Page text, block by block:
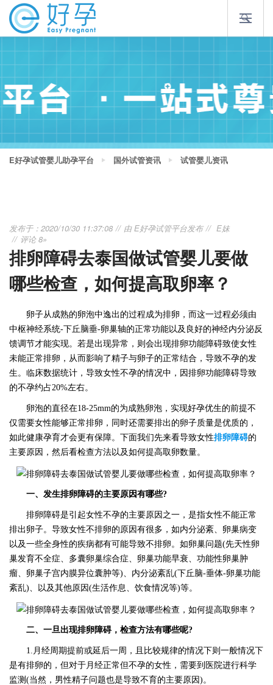
E好孕试管婴儿助孕平台 国外试管资讯 试管婴儿资讯
发布于：2020/10/30 11:37:08 由E好孕试管平台发布
E妹
评论 8»
排卵障碍去泰国做试管婴儿要做
哪些检查，如何提高取卵率？
卵子从成熟的卵泡中逸出的过程成为排卵，而这一过程必须由
中枢神经系统-下丘脑垂-卵巢轴的正常功能以及良好的神经内分泌反
馈调节才能实现。若是出现异常，则会出现排卵功能障碍致使女性
未能正常排卵，从而影响了精子与卵子的正常结合，导致不孕的发
生。临床数据统计，导致女性不孕的情况中，因排卵功能障碍导致
的不孕约占20%左右。
卵泡的直径在18-25mm的为成熟卵泡，实现好孕优生的前提不
仅需要女性能够正常排卵，同时还需要排出的卵子质量是优质的，
如此健康孕育才会更有保障。下面我们先来看导致女性排卵障碍的
主要原因，然后看检查方法以及如何提高取卵数量。
一、发生排卵障碍的主要原因有哪些?
排卵障碍是引起女性不孕的主要原因之一，是指女性不能正常
排出卵子。导致女性不排卵的原因有很多，如内分泌紊、卵巢病变
以及一些全身性的疾病都有可能导致不排卵。如卵巢问题(先天性卵
巢发育不全症、多囊卵巢综合症、卵巢功能早衰、功能性卵巢肿
瘤、卵巢子宫内膜异位囊肿等)、内分泌紊乱(下丘脑-垂体-卵巢功能
紊乱)、以及其他原因(生活作息、饮食情况等)等。
二、一旦出现排卵障碍，检查方法有哪些呢?
1.月经周期提前或延后一周，且比较规律的情况下则一般情况下
是有排卵的，但对于月经正常但不孕的女性，需要到医院进行科学
监测(当然，男性精子问题也是导致不育的主要原因)。